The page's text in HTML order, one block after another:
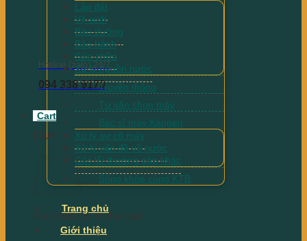
Hotline (zalo) 24/7
094 338 9179
Cart
Cart
No products in the cart.
Lắp đặt
Vệ sinh
Bảo dưỡng
Bảo hành
Sửa chữa
Xử lý nguồn nước
Truyền thông
Tư vấn chọn máy
Bác sĩ máy Kangen
Xử lý sự cố máy
Xử lý vấn đề về nước
Các lỗi thường gặp khác
Sống khỏe cùng KTB
Trang chủ
Giới thiệu